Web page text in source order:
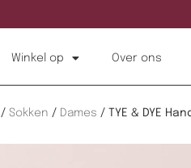
Winkel op Over ons
/Sokken / Dames / TYE & DYE